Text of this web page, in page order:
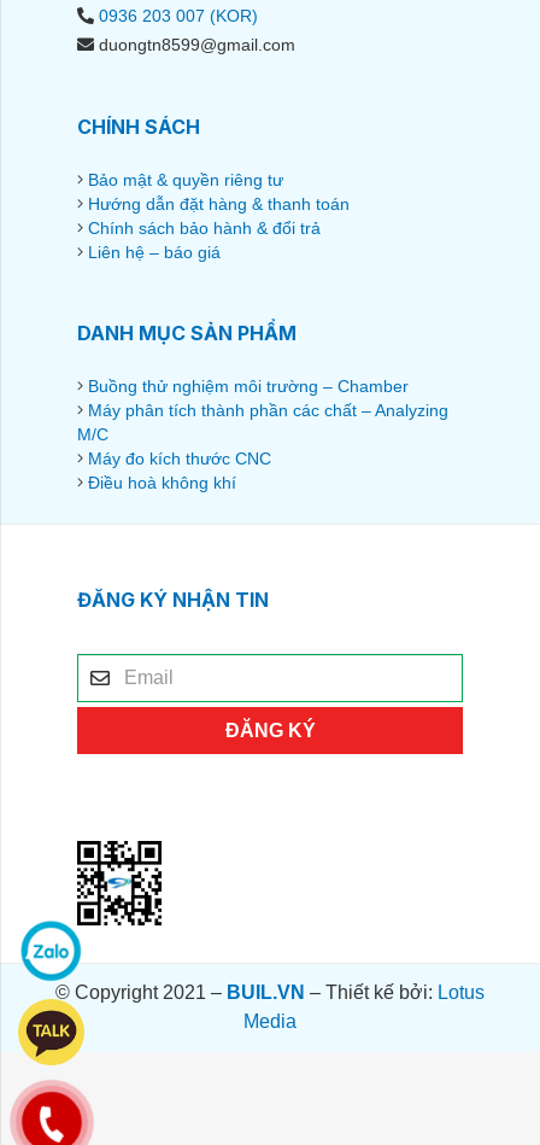
0936 203 007 (KOR)
duongtn8599@gmail.com
CHÍNH SÁCH
Bảo mật & quyền riêng tư
Hướng dẫn đặt hàng & thanh toán
Chính sách bảo hành & đổi trả
Liên hệ – báo giá
DANH MỤC SẢN PHẨM
Buồng thử nghiệm môi trường – Chamber
Máy phân tích thành phần các chất – Analyzing
M/C
Máy đo kích thước CNC
Điều hoà không khí
ĐĂNG KÝ NHẬN TIN
ĐĂNG KÝ
© Copyright 2021 – BUIL.VN – Thiết kế bởi: Lotus
Media